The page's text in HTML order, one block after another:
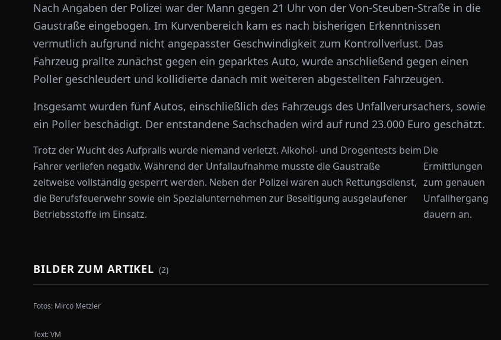
Nach Angaben der Polizei war der Mann gegen 21 Uhr von der Von-Steuben-Straße in die
Gaustraße eingebogen. Im Kurvenbereich kam es nach bisherigen Erkenntnissen
vermutlich aufgrund nicht angepasster Geschwindigkeit zum Kontrollverlust. Das
Fahrzeug prallte zunächst gegen ein geparktes Auto, wurde anschließend gegen einen
Poller geschleudert und kollidierte danach mit weiteren abgestellten Fahrzeugen.
Insgesamt wurden fünf Autos, einschließlich des Fahrzeugs des Unfallverursachers, sowie
ein Poller beschädigt. Der entstandene Sachschaden wird auf rund 23.000 Euro geschätzt.
Trotz der Wucht des Aufpralls wurde niemand verletzt. Alkohol- und Drogentests beim
Fahrer verliefen negativ. Während der Unfallaufnahme musste die Gaustraße
zeitweise vollständig gesperrt werden. Neben der Polizei waren auch Rettungsdienst,
die Berufsfeuerwehr sowie ein Spezialunternehmen zur Beseitigung ausgelaufener
Betriebsstoffe im Einsatz.
Die
Ermittlungen
zum genauen
Unfallhergang
dauern an.
BILDER ZUM ARTIKEL (2)
Fotos: Mirco Metzler
Text:VM